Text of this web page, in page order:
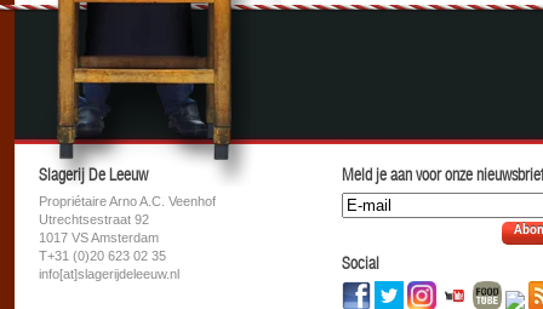
Slagerij De Leeuw
Propriétaire Arno A.C. Veenhof
Utrechtsestraat 92
1017 VS Amsterdam
T+31 (0)20 623 02 35
info[at]slagerijdeleeuw.nl
Meld je aan voor onze
Social